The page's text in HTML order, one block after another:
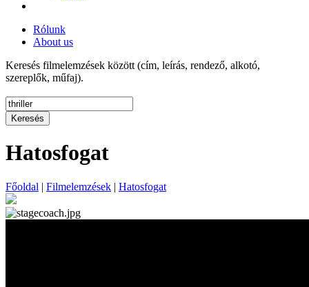
Rólunk
About us
Keresés filmelemzések között (cím, leírás, rendező, alkotó,
szereplők, műfaj).
Keresés
Hatosfogat
Főoldal | Filmelemzések | Hatosfogat